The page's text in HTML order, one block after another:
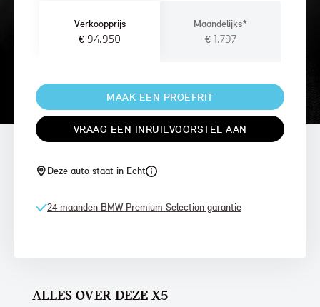
Verkoopprijs
€ 94.950
Maandelijks*
€ 1.797
MAAK EEN PROEFRIT
VRAAG EEN INRUILVOORSTEL AAN
Deze auto staat in Echt
24 maanden BMW Premium Selection garantie
ALLES OVER DEZE X5